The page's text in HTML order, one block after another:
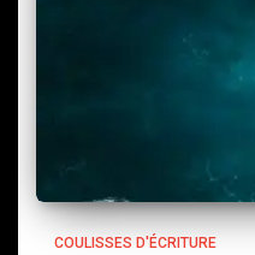
COULISSES D'ÉCRITURE